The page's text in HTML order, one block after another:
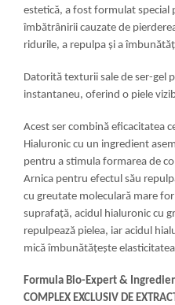
estetică, a fost formulat special
îmbătrânirii cauzate de
ridurile, a repulpa și a
Datorită texturii sale de ser-gel
instantaneu, oferind o piele
Acest ser combină eficacitatea
Hialuronic cu un ingredient
pentru a stimula formarea de
Arnica pentru efectul său
cu greutate moleculară mare
suprafață, acidul hialuronic cu
repulpează pielea, iar acidul
mică îmbunătățește
Formula Bio-Expert &
COMPLEX EXCLUSIV DE